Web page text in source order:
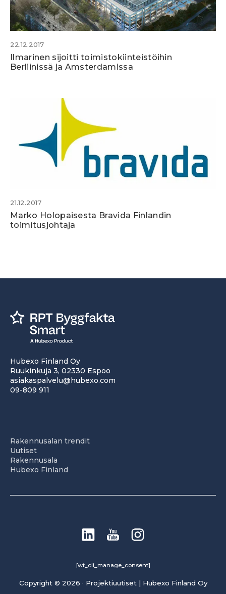
22.12.2017
Ilmarinen sijoitti toimistokiinteistöihin
Berliinissä ja Amsterdamissa
21.12.2017
Marko Holopaisesta Bravida Finlandin
toimitusjohtaja
Hubexo Finland Oy
Ruukinkuja 3, 02330 Espoo
asiakaspalvelu@hubexo.com
09-809 911
Rakennusalan trendit
Uutiset
Rakennusala
Hubexo Finland
[wt_cli_manage_consent]
Copyright © 2026 · Projektiuutiset | Hubexo Finland Oy